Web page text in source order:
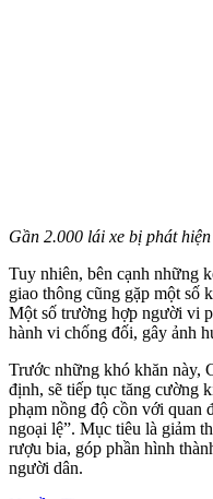
Gần 2.000 lái xe bị phát
Tuy nhiên, bên cạnh những
giao thông cũng gặp một số
Một số trường hợp người vi
hành vi chống đối, gây ảnh
Trước những khó khăn này,
định, sẽ tiếp tục tăng cường
phạm nồng độ cồn với quan
ngoại lệ”. Mục tiêu là giảm
rượu bia, góp phần hình
người dân.